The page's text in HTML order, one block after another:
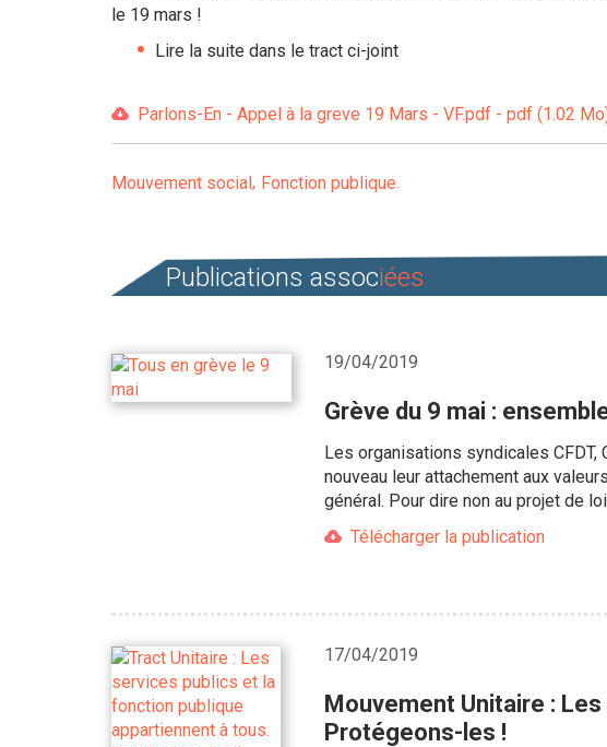
le 19 mars !
Lire la suite dans le tract ci-joint
Parlons-En - Appel à la greve 19 Mars - VF.pdf - pdf (1.02
Mouvement social Fonction publique
Publications associées
19/04/2019
Grève du 9 mai :
Les organisations syndicales CFDT,
nouveau leur attachement aux
général. Pour dire non au projet de
Télécharger la publication
17/04/2019
Mouvement Unitaire :
Protégeons-les !